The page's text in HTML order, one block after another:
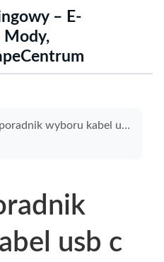
– E-
Mody,
kabel usb c długi do szybkiego ładowania i akcesoriów IBvape
usb c